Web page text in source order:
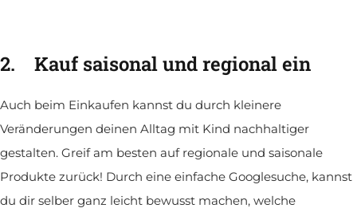
2. Kauf saisonal und regional ein
Auch beim Einkaufen kannst du durch kleinere
Veränderungen deinen Alltag mit Kind nachhaltiger
gestalten. Greif am besten auf regionale und saisonale
Produkte zurück! Durch eine einfache Googlesuche, kannst
du dir selber ganz leicht bewusst machen, welche